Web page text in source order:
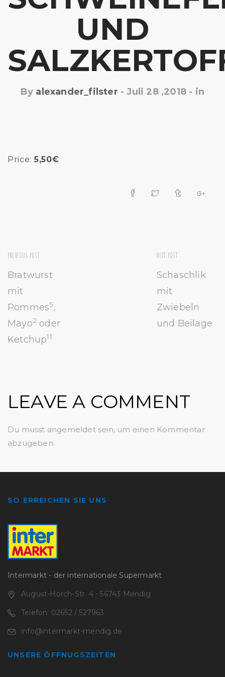
UND
By alexander_filster -Juli 28 ,2018 - in
Price: 5,50€
PREVIOUS POST:
Bratwurst
mit
Pommes5,
Mayo2 oder
Ketchup11
NEXT POST:
Schaschlik
mit
Zwiebeln
und Beilage
LEAVE A COMMENT
Du musst angemeldetsein, um einen Kommentar
abzugeben.
SO ERREICHEN SIE UNS
Intermarkt - der internationale Supermarkt
August-Horch-Str. 4 - 56743 Mendig
Telefon: 02652 / 527963
info@intermarkt-mendig.de
UNSERE ÖFFNUGSZEITEN